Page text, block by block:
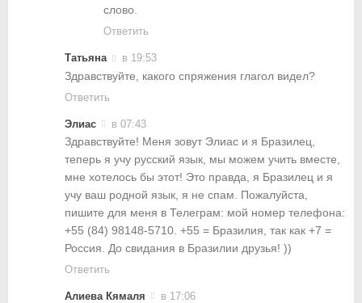
слово.
Ответить
Татьяна в 19:53
Здравствуйте, какого спряжения глагол видел?
Ответить
Элиас в 07:43
Здравствуйте! Меня зовут Элиас и я Бразилец,
теперь я учу русский язык, мы можем учить вместе,
мне хотелось бы этот! Это правда, я Бразилец и я
учу ваш родной язык, я не спам. Пожалуйста,
пишите для меня в Телеграм: мой номер телефона:
+55 (84) 98148-5710. +55 = Бразилия, так как +7 =
Россия. До свидания в Бразилии друзья! ))
Ответить
Алиева Кямаля в 17:06